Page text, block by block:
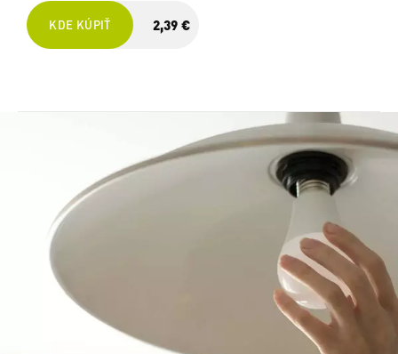
KDE KÚPIŤ 2,39 €